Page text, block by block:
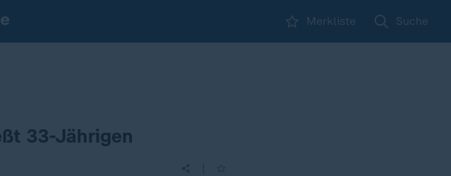
Merkliste Suche
33-Jährigen